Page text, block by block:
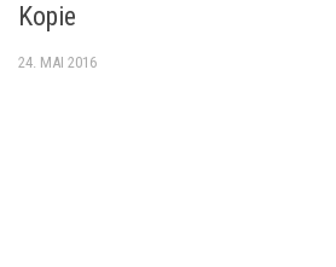
Kopie
24. MAI 2016